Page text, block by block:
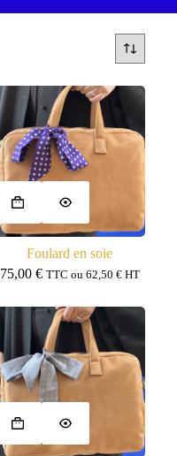
Foulard en soie
75,00 € TTC ou 62,50 €HT